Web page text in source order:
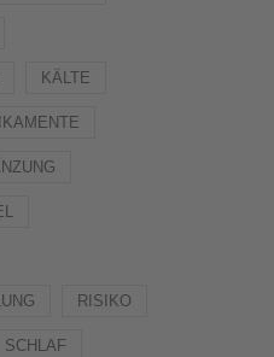
KÄLTE
RISIKO
SCHLAF